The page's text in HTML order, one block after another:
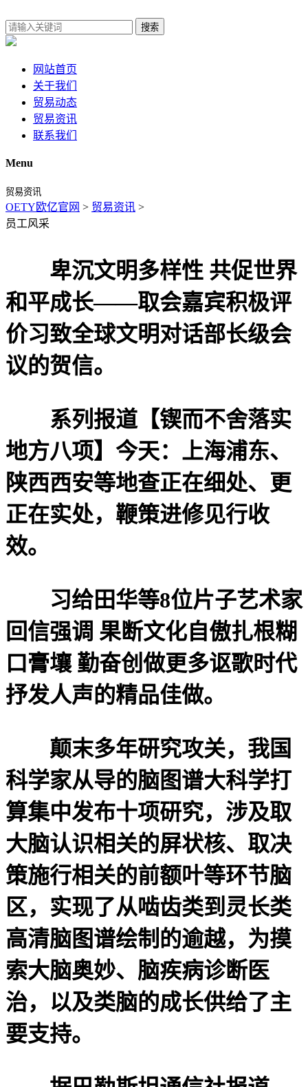
搜索
网站首页
关于我们
贸易动态
贸易资讯
联系我们
Menu
贸易资讯
OETY欧亿官网 > 贸易资讯 >
员工风采
卑沉文明多样性 共促世界
和平成长——取会嘉宾积极评
价习致全球文明对话部长级会
议的贺信。
系列报道【锲而不舍落实
地方八项】今天：上海浦东、
陕西西安等地查正在细处、更
正在实处，鞭策进修见行收
效。
习给田华等8位片子艺术家
回信强调 果断文化自傲扎根糊
口膏壤 勤奋创做更多讴歌时代
抒发人声的精品佳做。
颠末多年研究攻关，我国
科学家从导的脑图谱大科学打
算集中发布十项研究，涉及取
大脑认识相关的屏状核、取决
策施行相关的前额叶等环节脑
区，实现了从啮齿类到灵长类
高清脑图谱绘制的逾越，为摸
索大脑奥妙、脑疾病诊断医
治，以及类脑的成长供给了主
要支持。